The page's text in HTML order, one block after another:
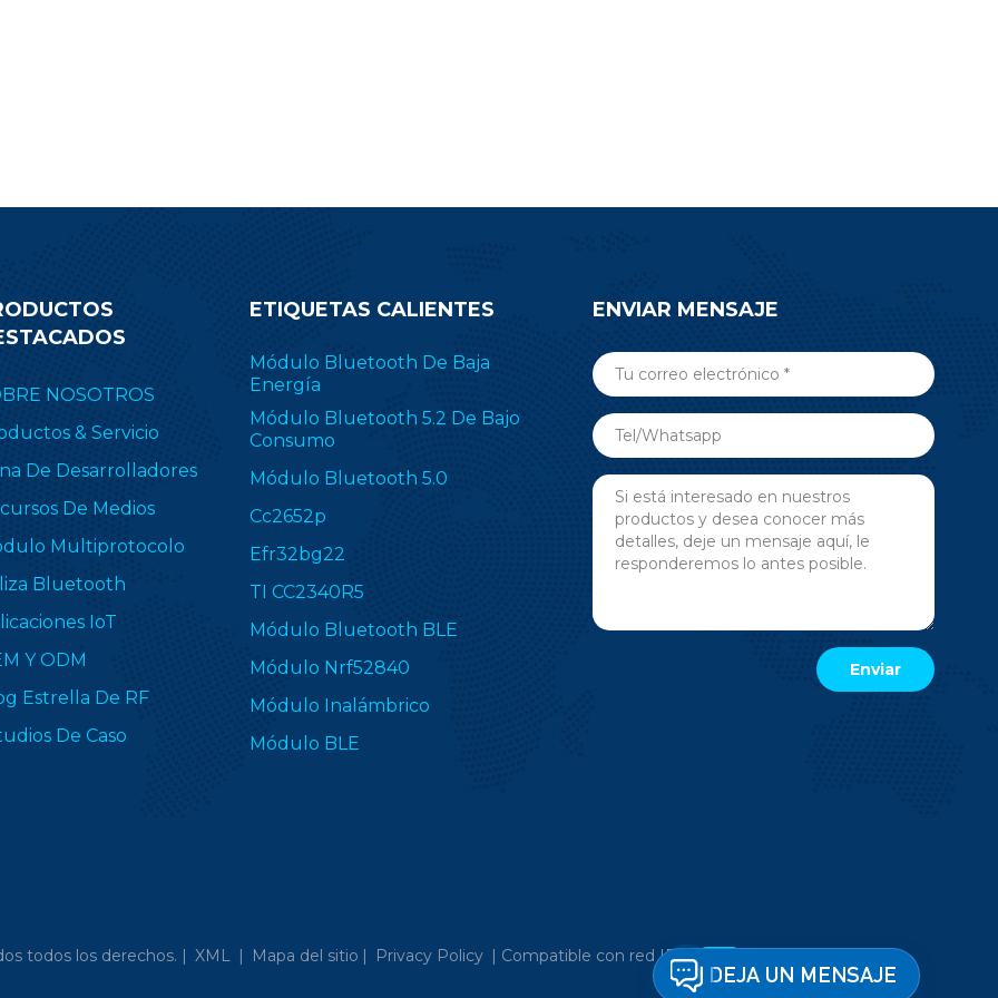
NOSOTROS
& Servicio
De Desarrolladores
De Medios
Multiprotocolo
Bluetooth
IoT
Y ODM
Estrella De RF
De Caso
ETIQUETAS CALIENTES
Módulo Bluetooth De Baja
Energía
Módulo Bluetooth 5.2 De Bajo
Consumo
Módulo Bluetooth 5.0
Cc2652p
Efr32bg22
TI CC2340R5
Módulo Bluetooth BLE
Módulo Nrf52840
Módulo Inalámbrico
Módulo BLE
ENVIAR MENSAJE
todos los derechos. | XML | Mapa del sitio | Privacy Policy | Compatible con red IPv6
DEJA UN MENSAJE